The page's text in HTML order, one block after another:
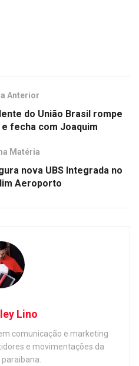
Anterior
do União Brasil rompe
fecha com Joaquim
Matéria
nova UBS Integrada no
Aeroporto
Lino
comunicação e marketing
e movimentações da